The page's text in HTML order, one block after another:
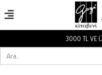
3000 TL VE